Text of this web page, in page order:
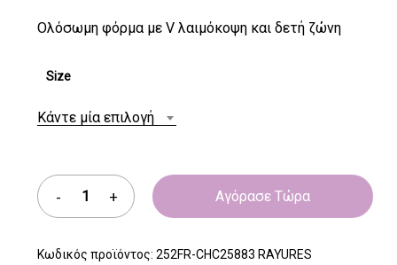
Ολόσωμη φόρμα με V λαιμόκοψη και δετή ζώνη
Size
Κάντε μία επιλογή
Αγόρασε Τώρα
Κωδικός προϊόντος: 252FR-CHC25883 RAYURES